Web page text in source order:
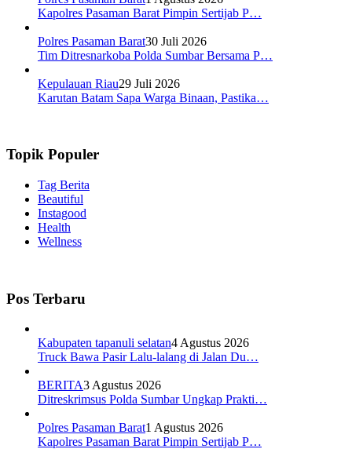
Kapolres Pasaman Barat Pimpin Sertijab P…
Polres Pasaman Barat30 Juli 2026
Tim Ditresnarkoba Polda Sumbar Bersama P…
Kepulauan Riau29 Juli 2026
Karutan Batam Sapa Warga Binaan, Pastika…
Topik Populer
Tag Berita
Beautiful
Instagood
Health
Wellness
Pos Terbaru
Kabupaten tapanuli selatan4 Agustus 2026
Truck Bawa Pasir Lalu-lalang di Jalan Du…
BERITA3 Agustus 2026
Ditreskrimsus Polda Sumbar Ungkap Prakti…
Polres Pasaman Barat1 Agustus 2026
Kapolres Pasaman Barat Pimpin Sertijab P…